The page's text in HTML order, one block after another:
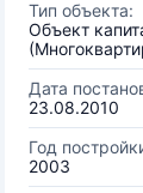
Тип объекта:
Объект
Дата
23.08.2010
Год
2003